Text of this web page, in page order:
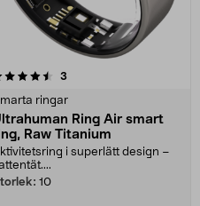
3
ringar
Ring Air smart
Raw Titanium
i superlätt design –
10
5.0 av 5 stjärnor